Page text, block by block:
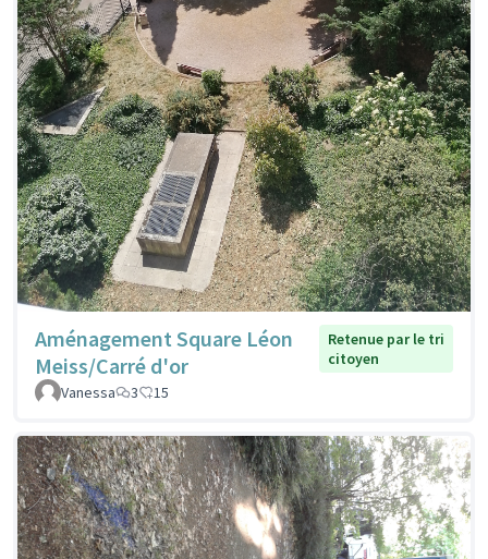
Aménagement Square Léon
Meiss/Carré d'or
Retenue par le tri
citoyen
Vanessa
3 15